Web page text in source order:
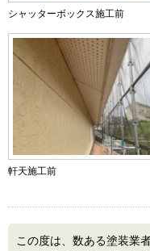
シャッターボックス施工前
軒天施工前
この度は、数ある塗装業